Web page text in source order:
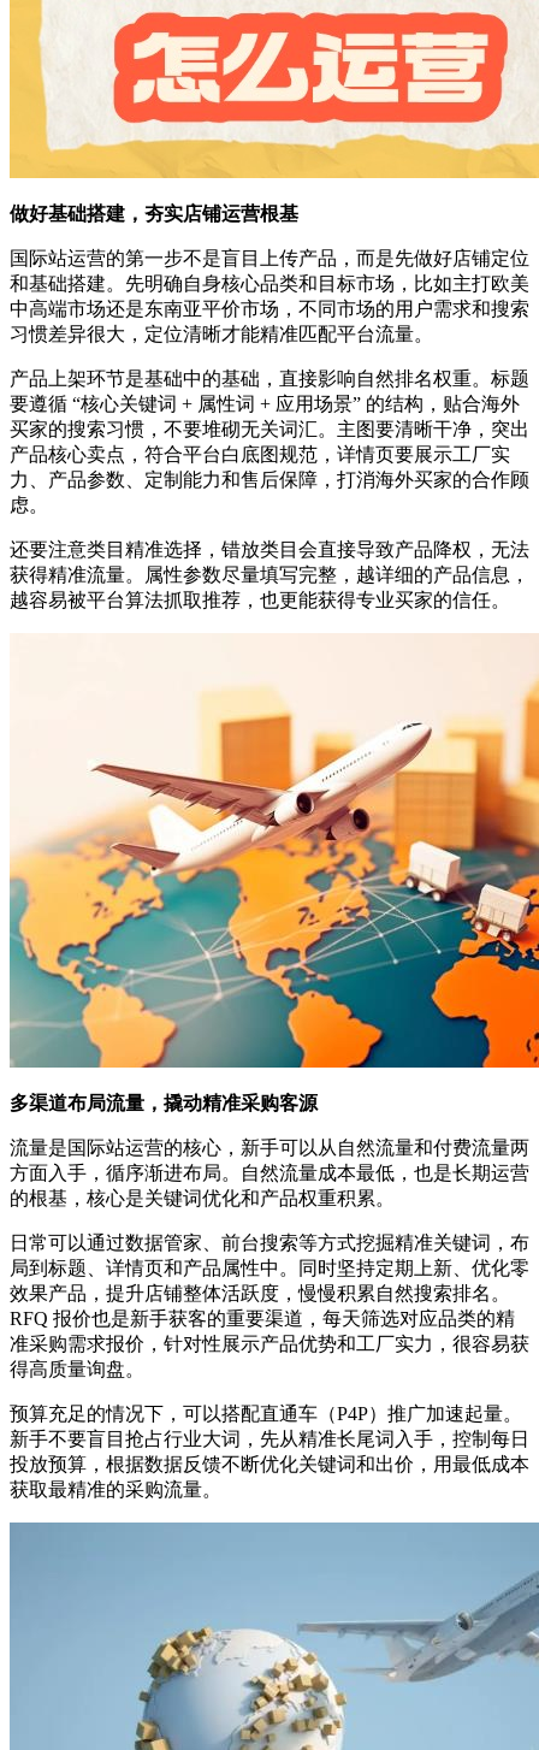
做好基础搭建，夯实店铺运营根基
国际站运营的第一步不是盲目上传产品，而是先做好店铺定位
和基础搭建。先明确自身核心品类和目标市场，比如主打欧美
中高端市场还是东南亚平价市场，不同市场的用户需求和搜索
习惯差异很大，定位清晰才能精准匹配平台流量。
产品上架环节是基础中的基础，直接影响自然排名权重。标题
要遵循 “核心关键词 + 属性词 + 应用场景” 的结构，贴合海外
买家的搜索习惯，不要堆砌无关词汇。主图要清晰干净，突出
产品核心卖点，符合平台白底图规范，详情页要展示工厂实
力、产品参数、定制能力和售后保障，打消海外买家的合作顾
虑。
还要注意类目精准选择，错放类目会直接导致产品降权，无法
获得精准流量。属性参数尽量填写完整，越详细的产品信息，
越容易被平台算法抓取推荐，也更能获得专业买家的信任。
多渠道布局流量，撬动精准采购客源
流量是国际站运营的核心，新手可以从自然流量和付费流量两
方面入手，循序渐进布局。自然流量成本最低，也是长期运营
的根基，核心是关键词优化和产品权重积累。
日常可以通过数据管家、前台搜索等方式挖掘精准关键词，布
局到标题、详情页和产品属性中。同时坚持定期上新、优化零
效果产品，提升店铺整体活跃度，慢慢积累自然搜索排名。
RFQ 报价也是新手获客的重要渠道，每天筛选对应品类的精
准采购需求报价，针对性展示产品优势和工厂实力，很容易获
得高质量询盘。
预算充足的情况下，可以搭配直通车（P4P）推广加速起量。
新手不要盲目抢占行业大词，先从精准长尾词入手，控制每日
投放预算，根据数据反馈不断优化关键词和出价，用最低成本
获取最精准的采购流量。